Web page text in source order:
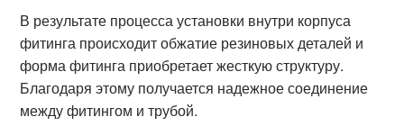
В результате процесса установки внутри корпуса
фитинга происходит обжатие резиновых деталей и
форма фитинга приобретает жесткую структуру.
Благодаря этому получается надежное соединение
между фитингом и трубой.